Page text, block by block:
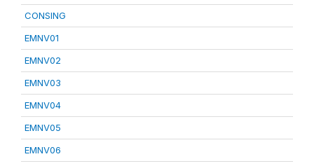
CONSING
EMNV01
EMNV02
EMNV03
EMNV04
EMNV05
EMNV06